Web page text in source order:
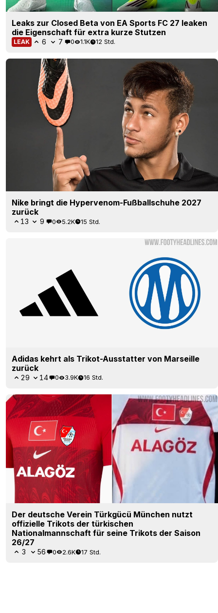
Leaks zur Closed Beta von EA Sports FC 27 leaken
die Eigenschaft für extra kurze Stutzen
LEAK 6 7 0 1.1K 12 Std.
Nike bringt die Hypervenom-Fußballschuhe 2027
zurück
13 9 0 5.2K 15 Std.
Adidas kehrt als Trikot-Ausstatter von Marseille
zurück
29 14 0 3.9K 16 Std.
Der deutsche Verein Türkgücü München nutzt
offizielle Trikots der türkischen
Nationalmannschaft für seine Trikots der Saison
26/27
3 56 0 2.6K 17 Std.